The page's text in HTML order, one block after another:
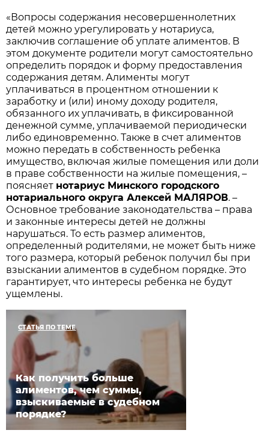
«Вопросы содержания несовершеннолетних
детей можно урегулировать у нотариуса,
заключив соглашение об уплате алиментов. В
этом документе родители могут самостоятельно
определить порядок и форму предоставления
содержания детям. Алименты могут
уплачиваться в процентном отношении к
заработку и (или) иному доходу родителя,
обязанного их уплачивать, в фиксированной
денежной сумме, уплачиваемой периодически
либо единовременно. Также в счет алиментов
можно передать в собственность ребенка
имущество, включая жилые помещения или доли
в праве собственности на жилые помещения, –
поясняет нотариус Минского городского
нотариального округа Алексей МАЛЯРОВ. –
Основное требование законодательства – права
и законные интересы детей не должны
нарушаться. То есть размер алиментов,
определенный родителями, не может быть ниже
того размера, который ребенок получил бы при
взыскании алиментов в судебном порядке. Это
гарантирует, что интересы ребенка не будут
ущемлены.
СТАТЬЯ ПО ТЕМЕ
Как получить больше
алиментов, чем суммы,
взыскиваемые в судебном
порядке?